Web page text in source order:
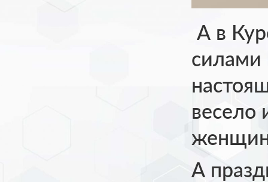
А в
силами
весело
А